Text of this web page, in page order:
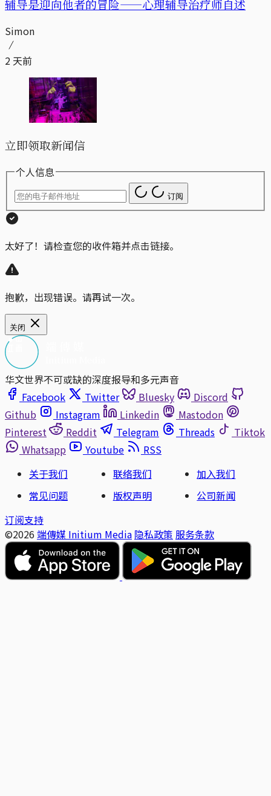
辅导是迎向他者的冒险——心理辅导治疗师自述
Simon
2 天前
立即领取新闻信
个人信息
订阅
太好了！请检查您的收件箱并点击链接。
抱歉，出现错误。请再试一次。
关闭
华文世界不可或缺的深度报导和多元声音
Facebook
Twitter Bluesky
Discord
Github
Instagram Linkedin
Mastodon
Pinterest
Reddit Telegram Threads
Tiktok
Whatsapp
Youtube
RSS
关于我们
联络我们
加入我们
常见问题
版权声明
公司新闻
订阅支持
©2026 端傳媒 Initium Media 隐私政策 服务条款